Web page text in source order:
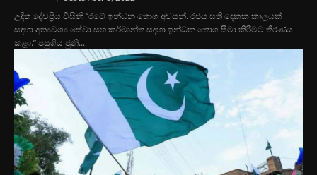
උදිත දේවප්‍රිය විසිනි “රටේ ඉන්ධන තොග අවසන්. රජය සති දෙකක කාලයක්
සඳහා අත්‍යවශ්‍ය සේවා සහ කර්මාන්ත සඳහා ඉන්ධන තොග සීමා කිරීමට තීරණය
කළා.” පසුගිය ජුනි...